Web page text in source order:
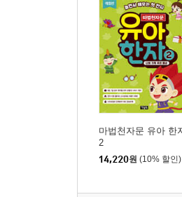
마법천자문 유아 한
2
14,220원 (10% 할인)